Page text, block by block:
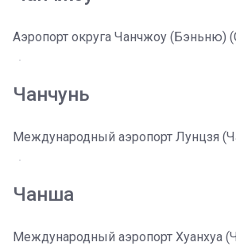
Аэропорт округа Чанчжоу (Бэньню)
Чанчунь
Международный аэропорт Лунцзя
Чанша
Международный аэропорт Хуанхуа